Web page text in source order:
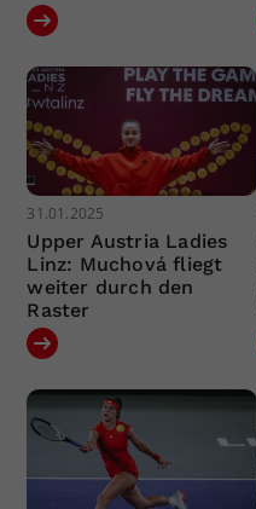
31.01.2025
Upper Austria Ladies
Linz: Muchová fliegt
weiter durch den
Raster